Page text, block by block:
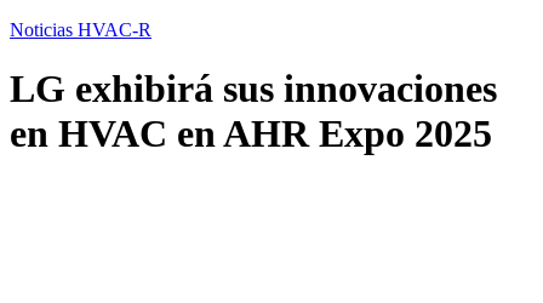
Noticias HVAC-R
LG exhibirá sus innovaciones
en HVAC en AHR Expo 2025